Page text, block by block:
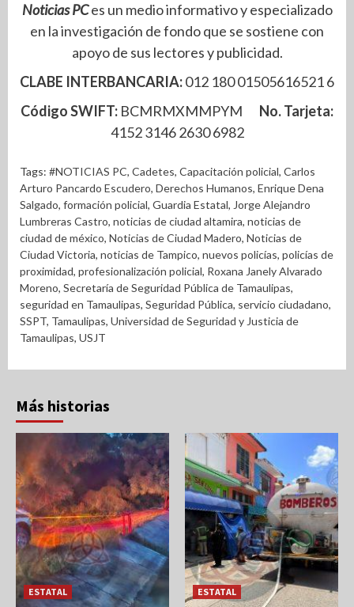
Noticias PCes un medio informativo y especializado
en la investigación de fondo que se sostiene con
apoyo de sus lectores y publicidad.
CLABE INTERBANCARIA:012 180 01505616521 6
Código SWIFT: BCMRMXMMPYM No. Tarjeta:
4152 3146 2630 6982
Tags: #NOTICIAS PC, Cadetes, Capacitación policial, Carlos
Arturo Pancardo Escudero, Derechos Humanos, Enrique Dena
Salgado, formación policial, Guardia Estatal, Jorge Alejandro
Lumbreras Castro, noticias de ciudad altamira, noticias de
ciudad de méxico, Noticias de Ciudad Madero, Noticias de
Ciudad Victoria, noticias de Tampico, nuevos policías, policías de
proximidad, profesionalización policial, Roxana Janely Alvarado
Moreno, Secretaría de Seguridad Pública de Tamaulipas,
seguridad en Tamaulipas, Seguridad Pública, servicio ciudadano,
SSPT, Tamaulipas, Universidad de Seguridad y Justicia de
Tamaulipas, USJT
Más historias
ESTATAL ESTATAL